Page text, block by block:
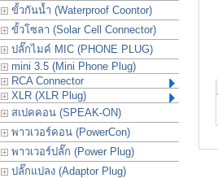
ขั้วกันน้ำ (Waterproof Coontor)
ขั้วโซลา (Solar Cell Connector)
ปลั๊กไมค์ MIC (PHONE PLUG)
mini 3.5 (Mini Phone Plug)
RCA Connector
XLR (XLR Plug)
สเปคคอน (SPEAK-ON)
พาวเวอร์คอน (PowerCon)
พาวเวอร์ปลั๊ก (Power Plug)
ปลั๊กแปลง (Adaptor Plug)